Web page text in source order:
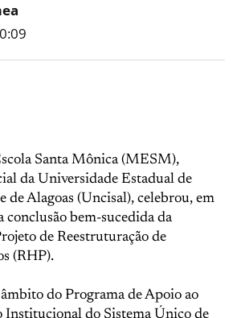
Santa Mônica (MESM),
da Universidade Estadual de
de Alagoas (Uncisal), celebrou, em
conclusão bem-sucedida da
de Reestruturação de
(RHP).
do Programa de Apoio ao